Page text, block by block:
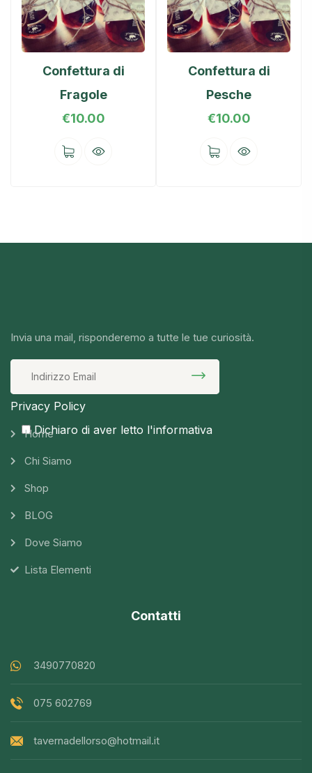
Confettura di
Fragole
€10.00
Confettura di
Pesche
€10.00
Invia una mail, risponderemo a tutte le tue curiosità.
Privacy Policy
Dichiaro di aver letto l'informativa
Home
Chi Siamo
Shop
BLOG
Dove Siamo
Lista Elementi
Contatti
3490770820
075 602769
tavernadellorso@hotmail.it